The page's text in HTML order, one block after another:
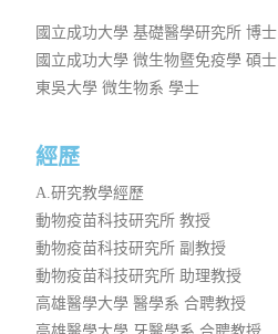
國立成功大學 基礎醫學研究所 博士
國立成功大學 微生物暨免疫學 碩士
東吳大學 微生物系 學士
經歷
A.研究教學經歷
動物疫苗科技研究所 教授
動物疫苗科技研究所 副教授
動物疫苗科技研究所 助理教授
高雄醫學大學 醫學系 合聘教授